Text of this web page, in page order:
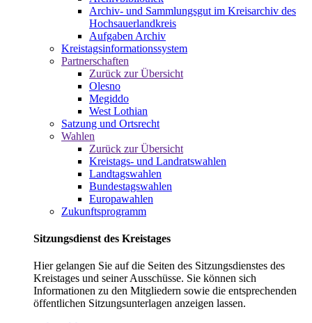
Archiv- und Sammlungsgut im Kreisarchiv des
Hochsauerlandkreis
Aufgaben Archiv
Kreistagsinformationssystem
Partnerschaften
Zurück zur Übersicht
Olesno
Megiddo
West Lothian
Satzung und Ortsrecht
Wahlen
Zurück zur Übersicht
Kreistags- und Landratswahlen
Landtagswahlen
Bundestagswahlen
Europawahlen
Zukunftsprogramm
Sitzungsdienst des Kreistages
Hier gelangen Sie auf die Seiten des Sitzungsdienstes des
Kreistages und seiner Ausschüsse. Sie können sich
Informationen zu den Mitgliedern sowie die entsprechenden
öffentlichen Sitzungsunterlagen anzeigen lassen.